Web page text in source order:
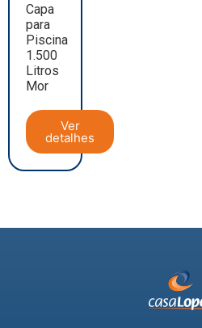
Capa
para
Piscina
1.500
Litros
Mor
Ver
detalhes